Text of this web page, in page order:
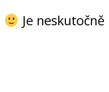
Je neskutočně